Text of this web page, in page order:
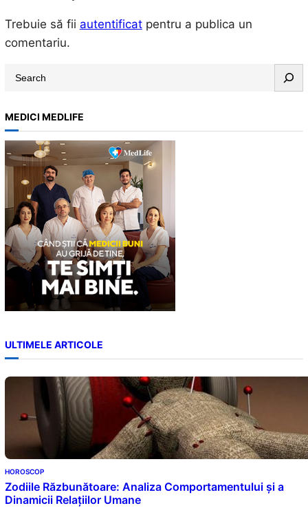
Trebuie să fii autentificatpentru a publica un
comentariu.
a
r
c
h
MEDICI MEDLIFE
ULTIMELE ARTICOLE
HOROSCOP
Zodiile Răzbunătoare: Analiza Comportamentului și a
Dinamicii Relațiilor Umane